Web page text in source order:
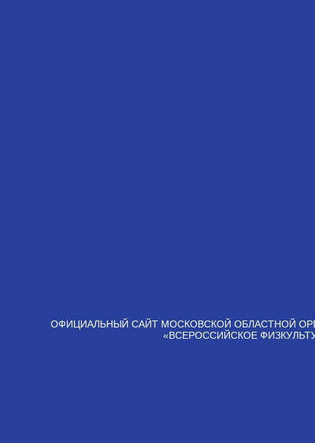
ОФИЦИАЛЬНЫЙ САЙТ МОСКОВСКОЙ ОБЛАСТНОЙ
«ВСЕРОССИЙСКОЕ